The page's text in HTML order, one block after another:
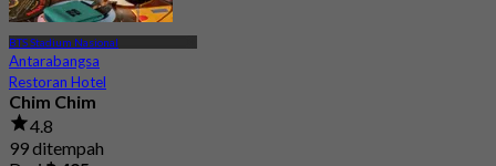
BTS Stadium Nasional
Antarabangsa
Restoran Hotel
Chim Chim
4.8
99 ditempah